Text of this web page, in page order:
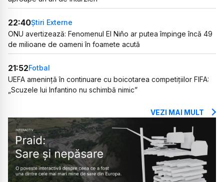
22:40Știri Externe
ONU avertizează: Fenomenul El Niño ar putea împinge încă 49
de milioane de oameni în foamete acută
21:52Fotbal
UEFA amenință în continuare cu boicotarea competițiilor FIFA:
„Scuzele lui Infantino nu schimbă nimic”
VEZI MAI MULT